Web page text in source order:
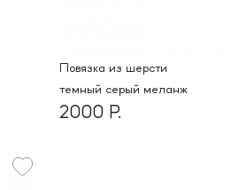
Повязка из шерсти
темный серый меланж
2000 Р.